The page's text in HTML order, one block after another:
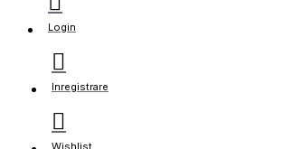
Login
Inregistrare
Wishlist